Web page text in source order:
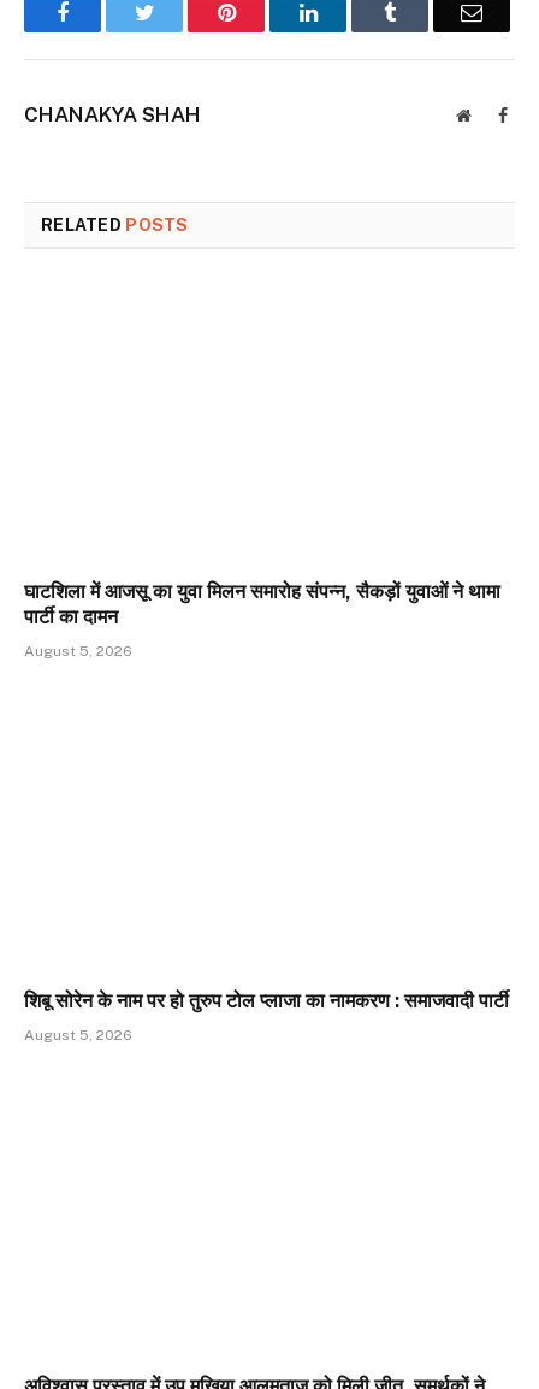
FacebookTwitter Pinterest LinkedInTumblr Email
CHANAKYA SHAH Website
RELATED POSTS
घाटशिला में आजसू का युवा मिलन समारोह संपन्न, सैकड़ों युवाओं ने थामा
पार्टी का दामन
August 5, 2026
शिबू सोरेन के नाम पर हो तुरुप टोल प्लाजा का नामकरण : समाजवादी पार्टी
August 5, 2026